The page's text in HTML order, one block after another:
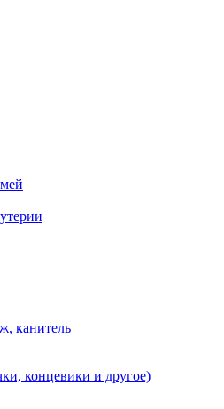
канитель
концевики и другое)